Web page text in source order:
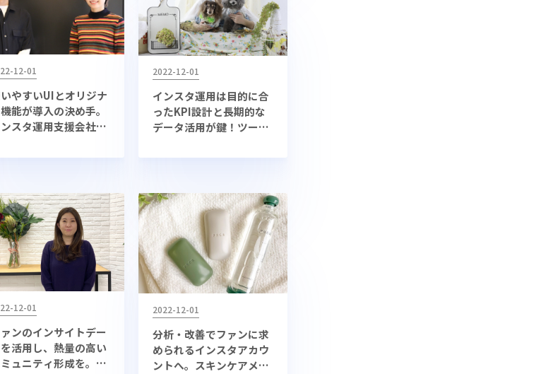
12-01
やすいUIとオリジナ
能が導入の決め手。
スタ運用支援会社の
2022-12-01
インスタ運用は目的に合
ったKPI設計と長期的な
データ活用が鍵！ツール
を実現
12-01
ンのインサイトデー
活用し、熱量の高い
ュニティ形成を。株
2022-12-01
分析・改善でファンに求
められるインスタアカウ
ントへ。スキンケアメー